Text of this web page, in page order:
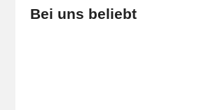
Bei uns beliebt